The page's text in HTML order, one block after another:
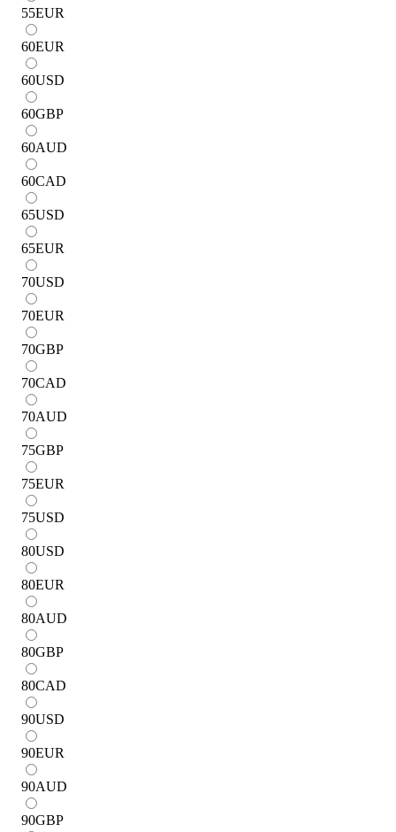
55EUR
60EUR
60USD
60GBP
60AUD
60CAD
65USD
65EUR
70USD
70EUR
70GBP
70CAD
70AUD
75GBP
75EUR
75USD
80USD
80EUR
80AUD
80GBP
80CAD
90USD
90EUR
90AUD
90GBP